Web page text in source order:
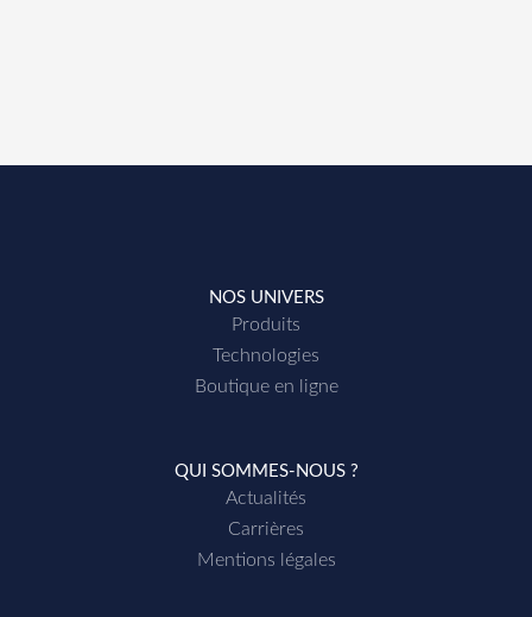
NOS UNIVERS
Produits
Technologies
Boutique en ligne
QUI SOMMES-NOUS ?
Actualités
Carrières
Mentions légales